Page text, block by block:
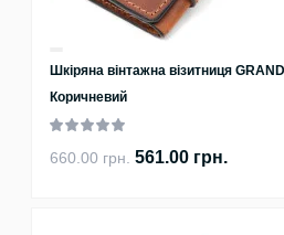
Шкіряна вінтажна візитниця
Коричневий
660.00 грн. 561.00 грн.